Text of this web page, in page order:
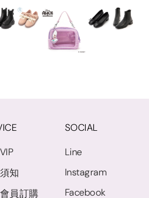
知
員訂購
SOCIAL
Line
Instagram
Facebook